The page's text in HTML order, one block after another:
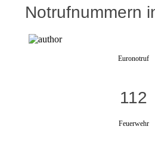
Notrufnummern
Euronotruf
112
Feuerwehr